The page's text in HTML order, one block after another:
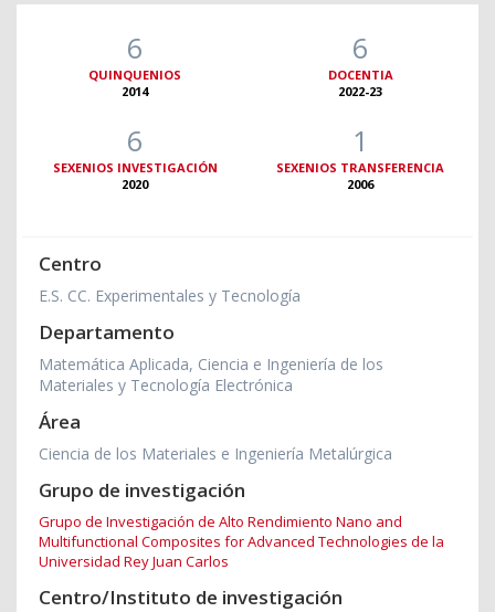
6
QUINQUENIOS
2014
6
DOCENTIA
2022-23
6
SEXENIOS INVESTIGACIÓN
2020
1
SEXENIOS TRANSFERENCIA
2006
Centro
E.S. CC. Experimentales y Tecnología
Departamento
Matemática Aplicada, Ciencia e Ingeniería de los
Materiales y Tecnología Electrónica
Área
Ciencia de los Materiales e Ingeniería Metalúrgica
Grupo de investigación
Grupo de Investigación de Alto Rendimiento Nano and
Multifunctional Composites for Advanced Technologies de la
Universidad Rey Juan Carlos
Centro/Instituto de investigación